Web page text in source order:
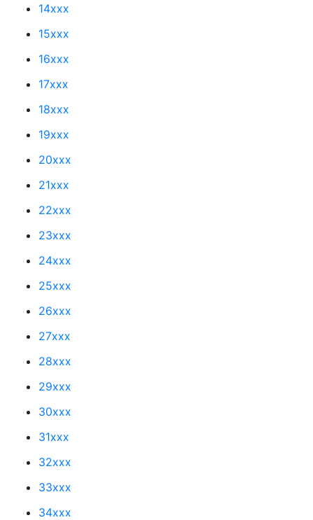
14xxx
15xxx
16xxx
17xxx
18xxx
19xxx
20xxx
21xxx
22xxx
23xxx
24xxx
25xxx
26xxx
27xxx
28xxx
29xxx
30xxx
31xxx
32xxx
33xxx
34xxx